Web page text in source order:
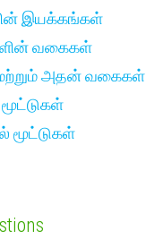
இயக்கங்கள்
வகைகள்
மற்றும் அதன் வகைகள்
மூட்டுகள்
மூட்டுகள்